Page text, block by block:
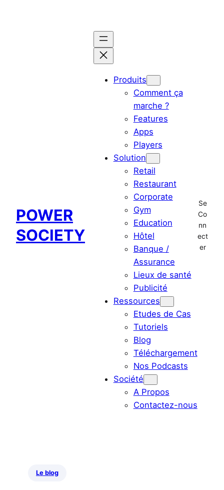
POWER
SOCIETY
Produits
Comment ça
marche ?
Features
Apps
Players
Solution
Retail
Restaurant
Corporate
Gym
Education
Hôtel
Banque /
Assurance
Lieux de santé
Publicité
Ressources
Etudes de Cas
Tutoriels
Blog
Téléchargement
Nos Podcasts
Société
A Propos
Contactez-nous
Se
Co
nn
ect
er
Le blog